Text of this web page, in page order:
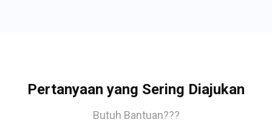
Pertanyaan yang Sering Diajukan
Butuh Bantuan???